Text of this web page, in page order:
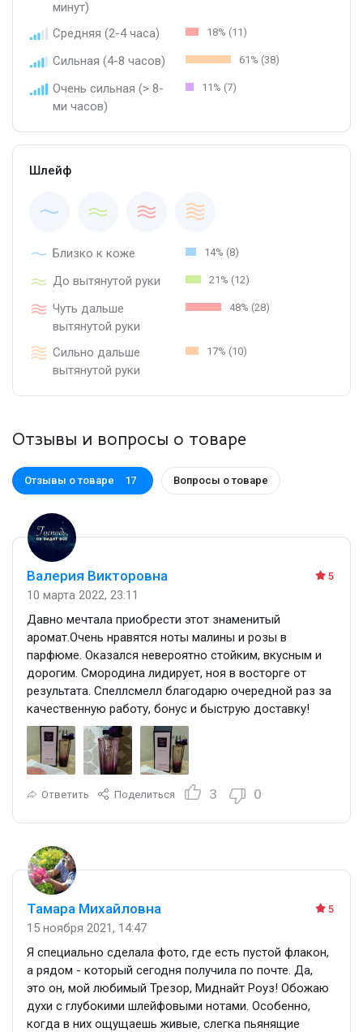
минут)
Средняя (2-4 часа)
18% (11)
Сильная (4-8 часов) 61% (38)
Очень сильная (> 8-
ми часов)
11% (7)
Шлейф
Близко к коже 14% (8)
До вытянутой руки 21% (12)
Чуть дальше
вытянутой руки
48% (28)
Сильно дальше
вытянутой руки
17% (10)
Отзывы и вопросы о товаре
Отзывы о товаре 17 Вопросы о товаре
5
Валерия Викторовна
10 марта 2022, 23:11
Давно мечтала приобрести этот знаменитый
аромат.Очень нравятся ноты малины и розы в
парфюме. Оказался невероятно стойким, вкусным и
дорогим. Смородина лидирует, ноя в восторге от
результата. Спеллсмелл благодарю очередной раз за
качественную работу, бонус и быструю доставку!
Ответить Поделиться 3 0
5
Тамара Михайловна
15 ноября 2021, 14:47
Я специально сделала фото, где есть пустой флакон,
а рядом - который сегодня получила по почте. Да,
это он, мой любимый Трезор, Миднайт Роуз! Обожаю
духи с глубокими шлейфовыми нотами. Особенно,
когда в них ощущаешь живые, слегка пьянящие